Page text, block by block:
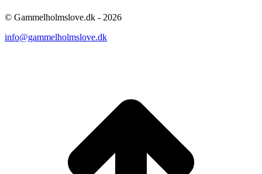
© Gammelholmslove.dk - 2026
info@gammelholmslove.dk